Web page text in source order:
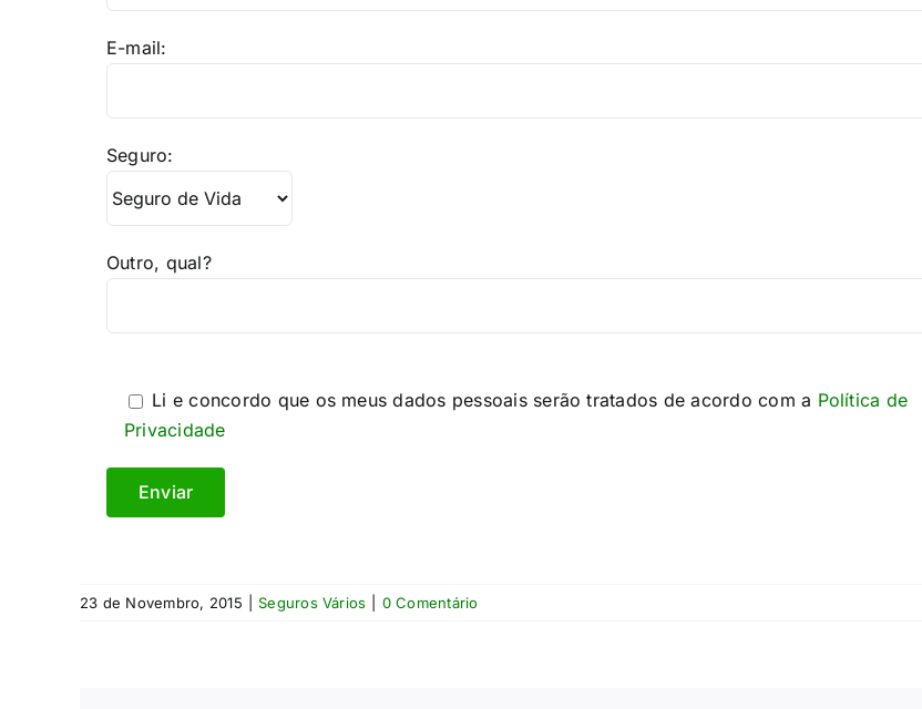
E-mail:
Seguro:
Outro, qual?
Li e concordo que os meus dados pessoais serão tratados de acordo com a Política de
Privacidade
23 de Novembro, 2015 Seguros Vários 0 Comentário